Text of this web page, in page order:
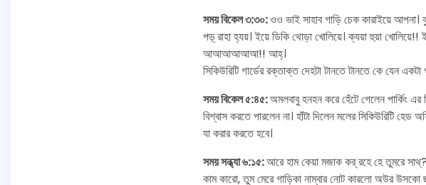
সময় বিকেল ৩:৩০:ওও ভাই সাহাব গাড়ি চেক কারাইয়ে আপনা।
পড়্ রাহা হ্যয়। ইয়ে ডিকি থোড়া খোলিয়ে। ক্যয়া হুয়া
আআআআআআ!! আহ্।
সিকিউরিটি গার্ডের রক্তাক্ত দেহটা টানতে টানতে কে যেন
সময় বিকেল ৫:৪৫:অমলবাবু হনহন করে হেঁটে গেলেন পার্কিং এর
বিশ্বাস করতে পারলেন না। হাঁটা দিলেন মলের সিকিউরিটি
যা করার করতে হবে।
সময় সন্ধ্যা ৬:১৫:আরে হাম কেয়া মজাক কর্ রহে হে তুমরে সাথ্?
কাম কারো, তুম মেরে গাড়িকা নাম্বার নোট কারলো অউর